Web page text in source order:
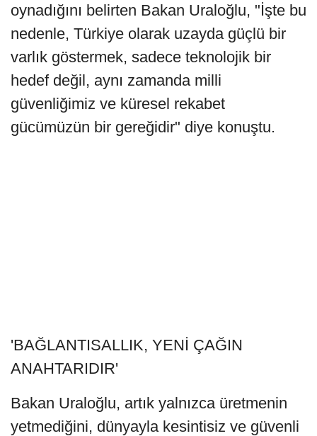
oynadığını belirten Bakan Uraloğlu, "İşte bu
nedenle, Türkiye olarak uzayda güçlü bir
varlık göstermek, sadece teknolojik bir
hedef değil, aynı zamanda milli
güvenliğimiz ve küresel rekabet
gücümüzün bir gereğidir" diye konuştu.
'BAĞLANTISALLIK, YENİ ÇAĞIN
ANAHTARIDIR'
Bakan Uraloğlu, artık yalnızca üretmenin
yetmediğini, dünyayla kesintisiz ve güvenli